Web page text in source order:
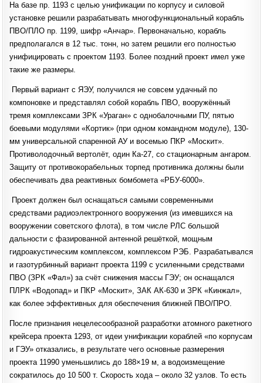
На базе пр. 1193 с целью унификации по корпусу и силовой
установке решили разрабатывать многофункциональный корабль
ПВО/ПЛО пр. 1199, шифр «Анчар». Первоначально, корабль
предполагался в 12 тыс. тонн, но затем решили его полностью
унифицировать с проектом 1193. Более поздний проект имел уже
такие же размеры.
Первый вариант с ЯЭУ, получился не совсем удачный по
компоновке и представлял собой корабль ПВО, вооружённый
тремя комплексами ЗРК «Ураган» с однобалочными ПУ, пятью
боевыми модулями «Кортик» (при одном командном модуле), 130-
мм универсальной спаренной АУ и восемью ПКР «Москит».
Противолодочный вертолёт, один Ка-27, со стационарным ангаром.
Защиту от противокорабельных торпед противника должны были
обеспечивать два реактивных бомбомета «РБУ-6000».
Проект должен был оснащаться самыми современными
средствами радиоэлектронного вооружения (из имевшихся на
вооружении советского флота), в том числе РЛС большой
дальности с фазированной антенной решёткой, мощным
гидроакустическим комплексом, комплексом РЭБ. Разрабатывался
и газотурбинный вариант проекта 1199 с усиленными средствами
ПВО (ЗРК «Фал») за счёт снижения массы ГЭУ; он оснащался
ПЛРК «Водопад» и ПКР «Москит», ЗАК АК-630 и ЗРК «Кинжал»,
как более эффективных для обеспечения ближней ПВО/ПРО.
После признания нецелесообразной разработки атомного ракетного
крейсера проекта 1293, от идеи унификации кораблей «по корпусам
и ГЭУ» отказались, в результате чего основные размерения
проекта 11990 уменьшились до 188×19 м, а водоизмещение
сократилось до 10 500 т. Скорость хода – около 32 узлов. То есть